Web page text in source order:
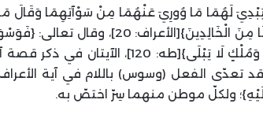
لَهُمَا مَا وُورِيَ عَنْهُمَا مِنْ سَوْآتِهِمَا وَقَالَ مَا
هَذِهِ الشَّجَرَةِ إِلَّا أَنْ تَكُونَا مَلَكَيْنِ أَوْ تَكُونَا مِنَ
قَالَ يَا آدَمُ هَلْ أَدُلُّكَ عَلَى شَجَرَةِ الْخُلْدِ وَمُلْكٍ لَا يَبْلَى}[طه:
تعدّى الفعل (وسوس) باللام في آية
ولكلّ موطن منهما سِرّ اختصّ به.